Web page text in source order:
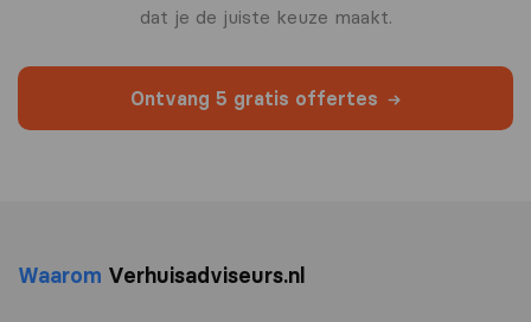
dat je de juiste keuze maakt.
Ontvang 5 gratis offertes
Waarom Verhuisadviseurs.nl